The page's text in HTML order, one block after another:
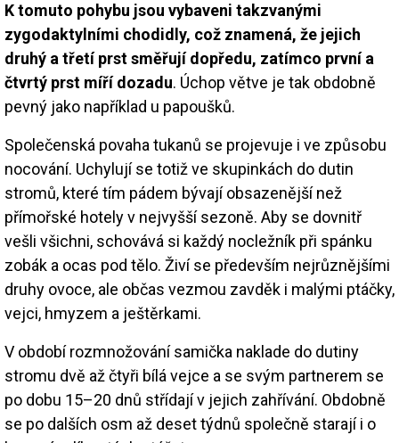
K tomuto pohybu jsou vybaveni takzvanými
zygodaktylními chodidly, což znamená, že jejich
druhý a třetí prst směřují dopředu, zatímco první a
čtvrtý prst míří dozadu. Úchop větve je tak obdobně
pevný jako například u papoušků.
Společenská povaha tukanů se projevuje i ve způsobu
nocování. Uchylují se totiž ve skupinkách do dutin
stromů, které tím pádem bývají obsazenější než
přímořské hotely v nejvyšší sezoně. Aby se dovnitř
vešli všichni, schovává si každý nocležník při spánku
zobák a ocas pod tělo. Živí se především nejrůznějšími
druhy ovoce, ale občas vezmou zavděk i malými ptáčky,
vejci, hmyzem a ještěrkami.
V období rozmnožování samička naklade do dutiny
stromu dvě až čtyři bílá vejce a se svým partnerem se
po dobu 15–20 dnů střídají v jejich zahřívání. Obdobně
se po dalších osm až deset týdnů společně starají i o